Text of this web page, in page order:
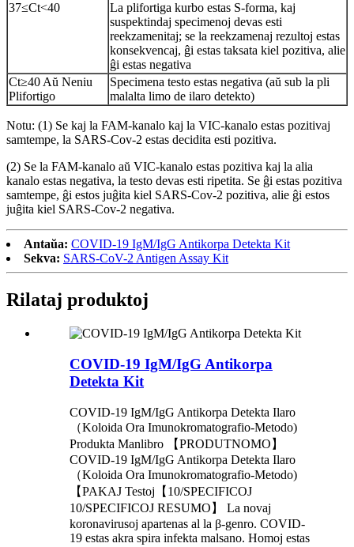
37≤Ct<40
La plifortiga kurbo estas S-forma, kaj
suspektindaj specimenoj devas esti
reekzamenitaj; se la reekzamenaj rezultoj estas
konsekvencaj, ĝi estas taksata kiel pozitiva, alie
ĝi estas negativa
Ct≥40 Aŭ Neniu
Plifortigo
Specimena testo estas negativa (aŭ sub la pli
malalta limo de ilaro detekto)
Notu: (1) Se kaj la FAM-kanalo kaj la VIC-kanalo estas pozitivaj
samtempe, la SARS-Cov-2 estas decidita esti pozitiva.
(2) Se la FAM-kanalo aŭ VIC-kanalo estas pozitiva kaj la alia
kanalo estas negativa, la testo devas esti ripetita. Se ĝi estas pozitiva
samtempe, ĝi estos juĝita kiel SARS-Cov-2 pozitiva, alie ĝi estos
juĝita kiel SARS-Cov-2 negativa.
Antaŭa: COVID-19 IgM/IgG Antikorpa Detekta Kit
Sekva: SARS-CoV-2 Antigen Assay Kit
Rilataj produktoj
COVID-19 IgM/IgG Antikorpa
Detekta Kit
COVID-19 IgM/IgG Antikorpa Detekta Ilaro
（Koloida Ora Imunokromatografio-Metodo)
Produkta Manlibro 【PRODUTNOMO】
COVID-19 IgM/IgG Antikorpa Detekta Ilaro
（Koloida Ora Imunokromatografio-Metodo)
【PAKAJ Testoj【10/SPECIFICOJ
10/SPECIFICOJ RESUMO】 La novaj
koronavirusoj apartenas al la β-genro. COVID-
19 estas akra spira infekta malsano. Homoj estas